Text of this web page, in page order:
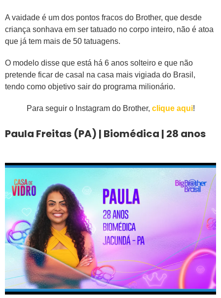
A vaidade é um dos pontos fracos do Brother, que desde
criança sonhava em ser tatuado no corpo inteiro, não é atoa
que já tem mais de 50 tatuagens.
O modelo disse que está há 6 anos solteiro e que não
pretende ficar de casal na casa mais vigiada do Brasil,
tendo como objetivo sair do programa milionário.
Para seguir o Instagram do Brother, clique aqui!
Paula Freitas (PA) | Biomédica | 28 anos